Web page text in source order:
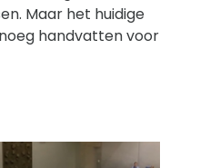
Maar het huidige
handvatten voor